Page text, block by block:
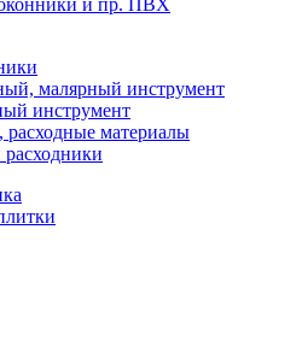
малярный инструмент
инструмент
материалы